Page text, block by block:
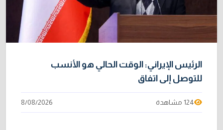
الرئيس الإيراني: الوقت الحالي هو الأنسب
للتوصل إلى اتفاق
124 مشاهدة 8/08/2026